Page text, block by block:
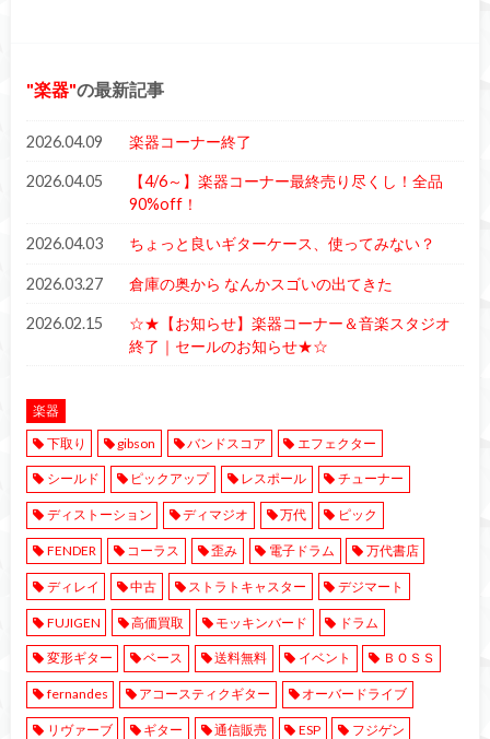
楽器 の最新記事
2026.04.09 楽器コーナー終了
2026.04.05
【4/6～】楽器コーナー最終売り尽くし！全品
90%off！
2026.04.03 ちょっと良いギターケース、使ってみない？
2026.03.27 倉庫の奥から なんかスゴいの出てきた
2026.02.15
☆★【お知らせ】楽器コーナー＆音楽スタジオ
終了｜セールのお知らせ★☆
楽器
下取り
gibson バンドスコア エフェクター
シールド ピックアップ レスポール チューナー
ディストーション ディマジオ 万代 ピック
FENDER コーラス 歪み 電子ドラム 万代書店
ディレイ 中古 ストラトキャスター デジマート
FUJIGEN 高価買取 モッキンバード ドラム
変形ギター ベース 送料無料 イベント ＢＯＳＳ
fernandes アコースティクギター オーバードライブ
リヴァーブ ギター 通信販売 ESP フジゲン